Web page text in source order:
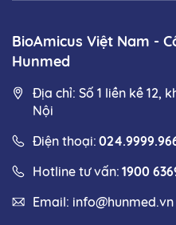
BioAmicus Việt Nam -
Hunmed
Địa chỉ: Số 1 liền kề 12,
Nội
Điện thoại:
Hotline tư vấn: 1900
Email: info@hunmed.vn